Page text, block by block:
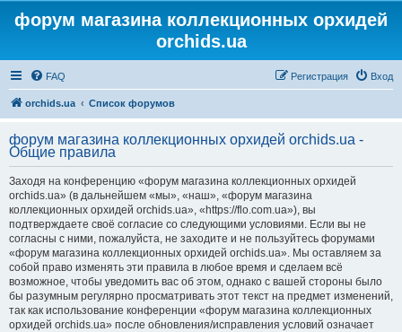
форум магазина коллекционных орхидей
orchids.ua
FAQ Вход
Регистрация
orchids.ua Список форумов
форум магазина коллекционных орхидей orchids.ua -
Общие правила
Заходя на конференцию «форум магазина коллекционных орхидей
orchids.ua» (в дальнейшем «мы», «наш», «форум магазина
коллекционных орхидей orchids.ua», «https://flo.com.ua»), вы
подтверждаете своё согласие со следующими условиями. Если вы не
согласны с ними, пожалуйста, не заходите и не пользуйтесь форумами
«форум магазина коллекционных орхидей orchids.ua». Мы оставляем за
собой право изменять эти правила в любое время и сделаем всё
возможное, чтобы уведомить вас об этом, однако с вашей стороны было
бы разумным регулярно просматривать этот текст на предмет изменений,
так как использование конференции «форум магазина коллекционных
орхидей orchids.ua» после обновления/исправления условий означает